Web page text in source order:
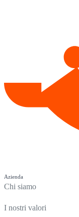
Azienda
Chi siamo
I nostri valori